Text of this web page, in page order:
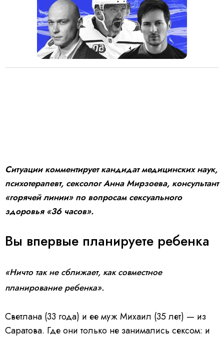
Ситуации комментирует кандидат медицинских наук,
психотерапевт, сексолог Анна Мирзоева, консультант
«горячей линии» по вопросам сексуального
здоровья «36 часов».
Вы впервые планируете ребенка
«Ничто так не сближает, как совместное
планирование ребенка».
Светлана (33 года) и ее муж Михаил (35 лет) — из
Саратова. Где они только не занимались сексом: и